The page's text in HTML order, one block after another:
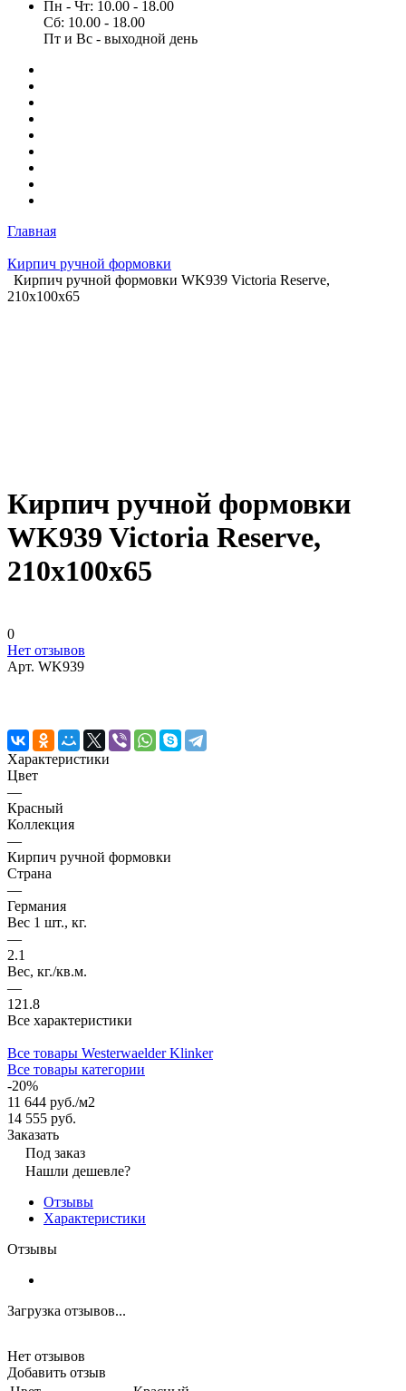
Пн - Чт: 10.00 - 18.00
Сб: 10.00 - 18.00
Пт и Вс - выходной день
Главная
Кирпич ручной формовки
Кирпич ручной формовки WK939 Victoria Reserve,
210x100x65
Кирпич ручной формовки
WK939 Victoria Reserve,
210x100x65
0
Нет отзывов
Арт. WK939
Характеристики
Цвет
—
Красный
Коллекция
—
Кирпич ручной формовки
Страна
—
Германия
Вес 1 шт., кг.
—
2.1
Вес, кг./кв.м.
—
121.8
Все характеристики
Все товары Westerwaelder Klinker
Все товары категории
-20%
11 644 руб./м2
14 555 руб.
Заказать
Под заказ
Нашли дешевле?
Отзывы
Характеристики
Отзывы
Загрузка отзывов...
Нет отзывов
Добавить отзыв